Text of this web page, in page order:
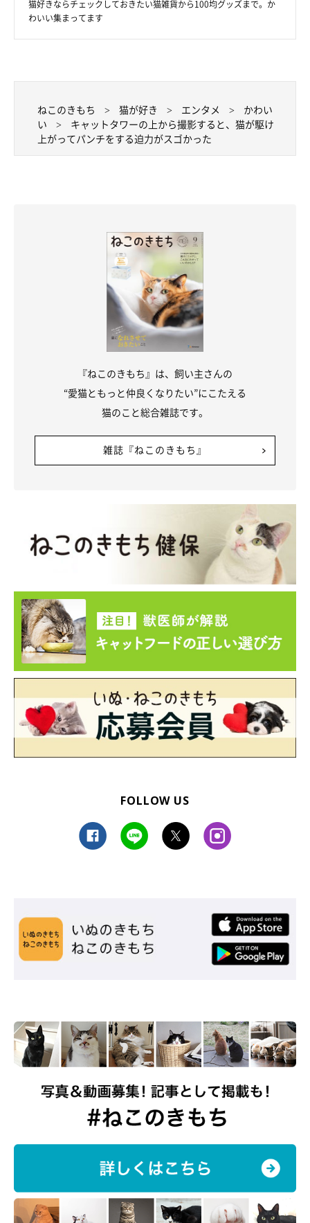
猫好きならチェックしておきたい猫雑貨から100均グッズまで。か
わいい集まってます
ねこのきもち 猫が好き エンタメ
かわい
い
キャットタワーの上から撮影すると、猫が駆け
上がってパンチをする迫力がスゴかった
『ねこのきもち』は、飼い主さんの
“愛猫ともっと仲良くなりたい”にこたえる
猫のこと総合雑誌です。
雑誌『ねこのきもち』
FOLLOW US